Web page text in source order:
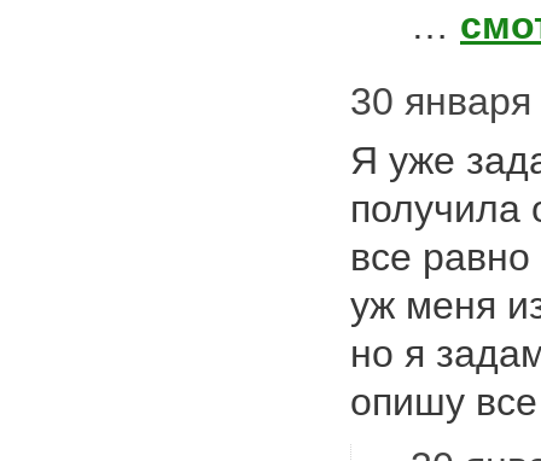
…
30
Я уже
получила
все
уж меня
но я
опишу